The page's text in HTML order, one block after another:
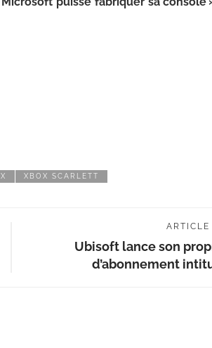
XBOX SCARLETT
Ubisoft lance son
d’abonnement